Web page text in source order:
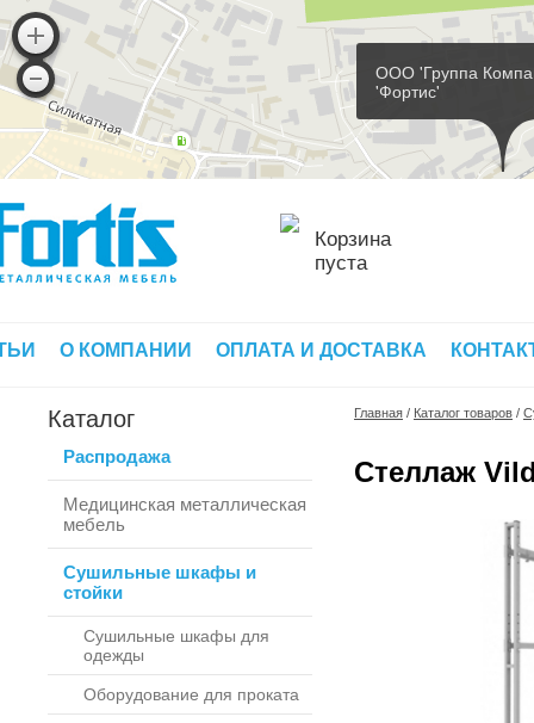
ООО 'Группа
'Фортис'
Корзина
пуста
О КОМПАНИИ ОПЛАТА И ДОСТАВКА
Каталог
Распродажа
Медицинская металлическая
мебель
Сушильные шкафы и
стойки
Сушильные шкафы для
одежды
Оборудование для проката
Главная / Каталог товаров /
Стеллаж